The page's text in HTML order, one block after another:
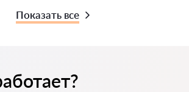
Показать все